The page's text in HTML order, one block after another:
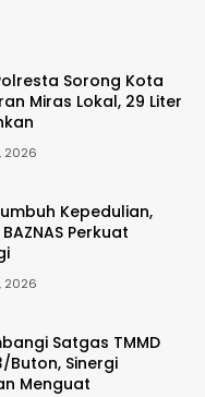
Sorong Kota
Miras Lokal, 29 Liter
2026
Kepedulian,
Perkuat
2026
Satgas TMMD
Buton, Sinergi
Menguat